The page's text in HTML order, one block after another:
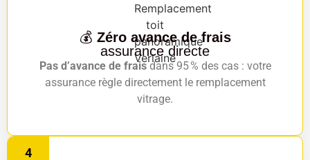
💰 Zéro avance de frais
assurance directe
Pas d’avance de fraisdans 95 % des cas : votre
assurance règle directement le remplacement
vitrage.
4